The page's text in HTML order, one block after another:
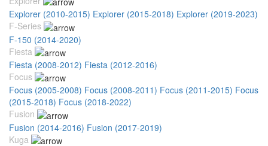
Explorer (2010-2015) Explorer (2015-2018) Explorer (2019-2023)
F-Series
F-150 (2014-2020)
Fiesta
Fiesta (2008-2012) Fiesta (2012-2016)
Focus
Focus (2005-2008) Focus (2008-2011) Focus (2011-2015) Focus
(2015-2018) Focus (2018-2022)
Fusion
Fusion (2014-2016) Fusion (2017-2019)
Kuga